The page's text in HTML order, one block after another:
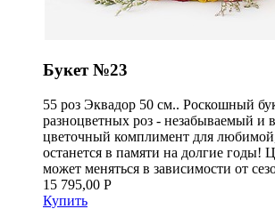
Букет №23
55 роз Эквадор 50 см.. Роскошный
разноцветных роз - незабываемый
цветочный комплимент для
останется в памяти на долгие годы!
может меняться в зависимости от
15 795,00 Р
Купить